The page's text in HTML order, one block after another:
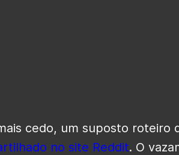
cedo, um suposto roteiro
no site Reddit. O